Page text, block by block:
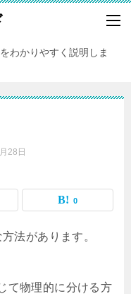
わかりやすく説明しま
28日
0
法があります。
て物理的に分ける方